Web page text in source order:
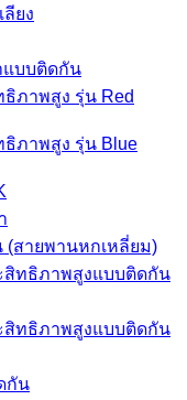
ยง
แบบติดกัน
ภาพสูง รุ่น Red
ภาพสูง รุ่น Blue
(สายพานหกเหลี่ยม)
สิทธิภาพสูงแบบติดกัน
สิทธิภาพสูงแบบติดกัน
กัน